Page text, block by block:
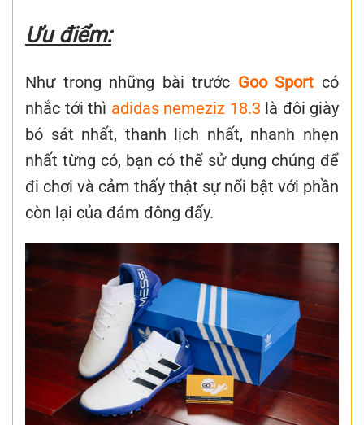
Ưu điểm:
Như trong những bài trước Goo Sport có
nhắc tới thì adidas nemeziz 18.3 là đôi giày
bó sát nhất, thanh lịch nhất, nhanh nhẹn
nhất từng có, bạn có thể sử dụng chúng để
đi chơi và cảm thấy thật sự nổi bật với phần
còn lại của đám đông đấy.